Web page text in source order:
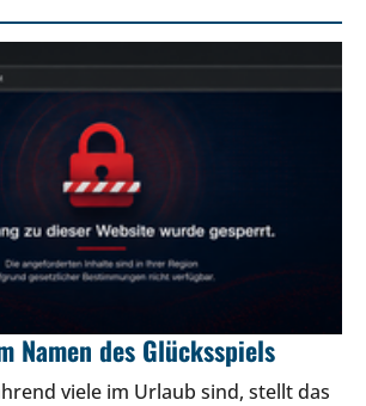
Namen des Glücksspiels
viele im Urlaub sind, stellt das